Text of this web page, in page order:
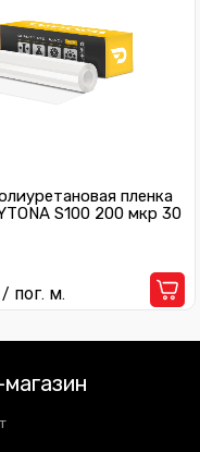
пленка
S100 200 мкр 30
/ пог. м.